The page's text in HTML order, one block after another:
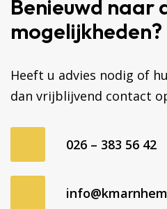
Benieuwd naar
mogelijkheden?
Heeft u advies nodig of
dan vrijblijvend contact
026 – 383 56 42